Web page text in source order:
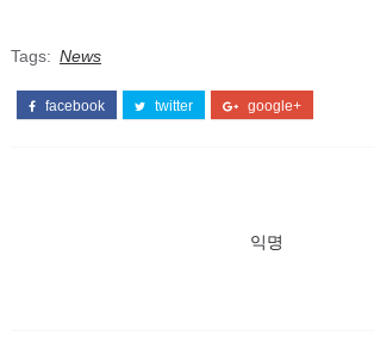
Tags: News
facebook twitter google+
익명